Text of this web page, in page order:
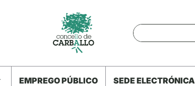
EMPREGO PÚBLICO SEDE ELECTRÓNICA